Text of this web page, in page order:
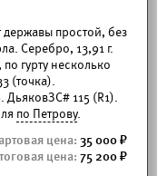
простой, без
Серебро, 13,91 г.
гурту несколько
(точка).
ДьяковЗС# 115 (R1).
по Петрову.
35 000
75 200